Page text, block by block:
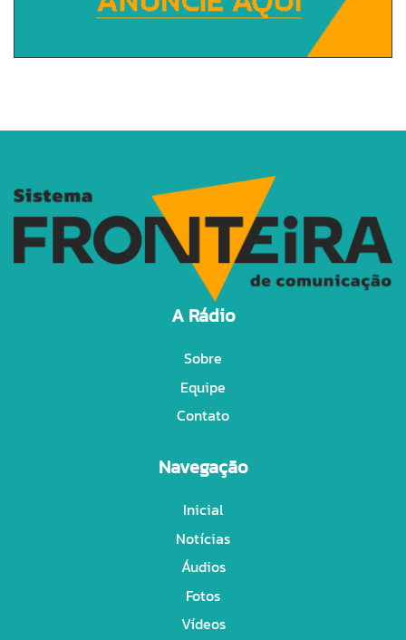
Navegação
Inicial
Notícias
Áudios
Fotos
Vídeos
A Rádio
Sobre
Equipe
Contato